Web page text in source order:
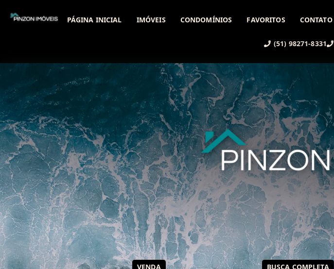
(51) 98271-8331
PÁGINA INICIAL IMÓVEIS CONDOMÍNIOS FAVORITOS CONTATO
VENDA BUSCA COMPLETA